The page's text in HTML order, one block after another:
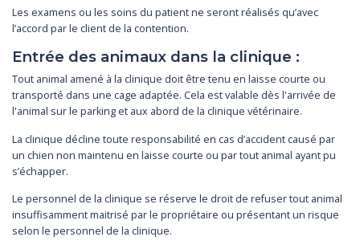
Les examens ou les soins du patient ne seront réalisés qu’avec
l’accord par le client de la contention.
Entrée des animaux dans la clinique :
Tout animal amené à la clinique doit être tenu en laisse courte ou
transporté dans une cage adaptée. Cela est valable dès l'arrivée de
l'animal sur le parking et aux abord de la clinique vétérinaire.
La clinique décline toute responsabilité en cas d’accident causé par
un chien non maintenu en laisse courte ou par tout animal ayant pu
s’échapper.
Le personnel de la clinique se réserve le droit de refuser tout animal
insuffisamment maitrisé par le propriétaire ou présentant un risque
selon le personnel de la clinique.